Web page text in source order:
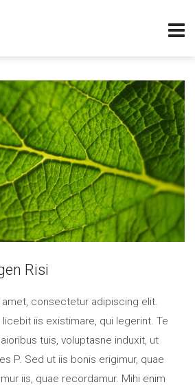
Risi
consectetur adipiscing elit.
iis existimare, qui legerint. Te
tuis, voluptasne induxit, ut
P. Sed ut iis bonis erigimur, quae
iis, quae recordamur. Mihi enim